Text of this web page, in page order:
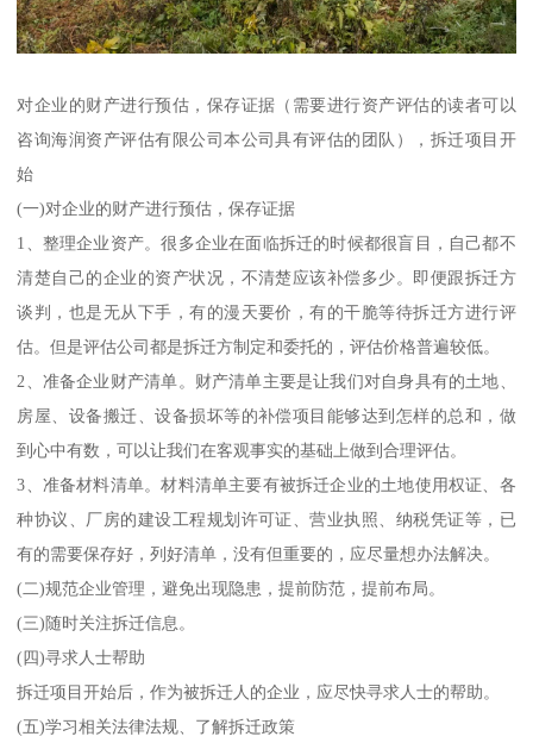
对企业的财产进行预估，保存证据（需要进行资产评估的读者可以
咨询海润资产评估有限公司本公司具有评估的团队），拆迁项目开
始
(一)对企业的财产进行预估，保存证据
1、整理企业资产。很多企业在面临拆迁的时候都很盲目，自己都不
清楚自己的企业的资产状况，不清楚应该补偿多少。即便跟拆迁方
谈判，也是无从下手，有的漫天要价，有的干脆等待拆迁方进行评
估。但是评估公司都是拆迁方制定和委托的，评估价格普遍较低。
2、准备企业财产清单。财产清单主要是让我们对自身具有的土地、
房屋、设备搬迁、设备损坏等的补偿项目能够达到怎样的总和，做
到心中有数，可以让我们在客观事实的基础上做到合理评估。
3、准备材料清单。材料清单主要有被拆迁企业的土地使用权证、各
种协议、厂房的建设工程规划许可证、营业执照、纳税凭证等，已
有的需要保存好，列好清单，没有但重要的，应尽量想办法解决。
(二)规范企业管理，避免出现隐患，提前防范，提前布局。
(三)随时关注拆迁信息。
(四)寻求人士帮助
拆迁项目开始后，作为被拆迁人的企业，应尽快寻求人士的帮助。
(五)学习相关法律法规、了解拆迁政策